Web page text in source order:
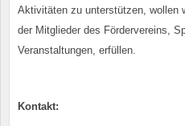
Aktivitäten zu unterstützen, wollen
der Mitglieder des Fördervereins,
Veranstaltungen, erfüllen.
Kontakt: